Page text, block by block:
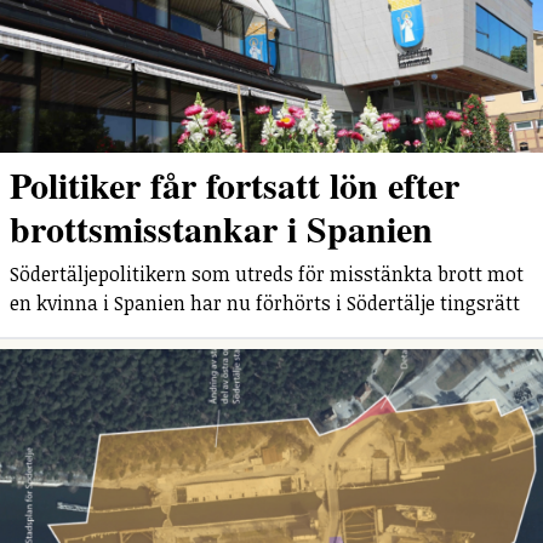
Politiker får fortsatt lön efter
brottsmisstankar i Spanien
Södertäljepolitikern som utreds för misstänkta brott mot
en kvinna i Spanien har nu förhörts i Södertälje tingsrätt